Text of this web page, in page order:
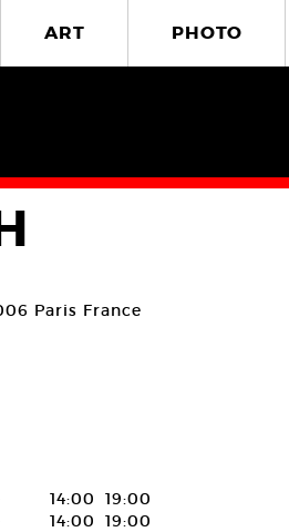
ART PHOTO
Paris France
14:00
19:00
14:00
19:00